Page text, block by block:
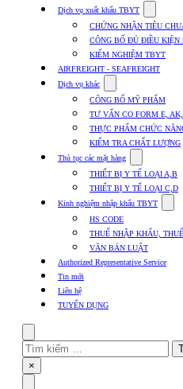
Dịch vụ xuất khẩu TBYT
for
Dịch
vụ
xuất
TBYT
CHỨNG NHẬN TIÊU
CÔNG BỐ ĐỦ ĐIỀU KIỆN
KIỂM NGHIỆM TBYT
AIRFREIGHT - SEAFREIGHT
Dịch vụ khác
submenu
for
Dịch
vụ
khác
CÔNG BỐ MỸ PHẨM
TƯ VẤN CO FORM E,
THỰC PHẨM CHỨC
KIỂM TRA CHẤT LƯỢNG
Thủ tục các mặt hàng
submenu
for
Thủ
tục
mặt
hàng
THIẾT BỊ Y TẾ LOẠI A,B
THIẾT BỊ Y TẾ LOẠI C,D
Kinh nghiệm nhập khẩu TBYT
HS CODE
THUẾ NHẬP KHẨU,
VĂN BẢN LUẬT
Authorized Representative Service
Tin mới
Liên hệ
TUYỂN DỤNG
Tìm
kiếm
cho:
Close
×